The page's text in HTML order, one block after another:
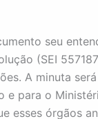
seu
(SEI
A minuta
e para o
esses órgãos